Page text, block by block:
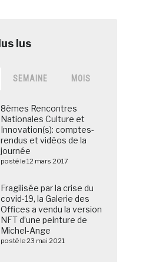
SEMAINE MOIS
8èmes Rencontres
Nationales Culture et
Innovation(s): comptes-
rendus et vidéos de la
journée
posté le 12 mars 2017
Fragilisée par la crise du
covid-19, la Galerie des
Offices a vendu la version
NFT d’une peinture de
Michel-Ange
posté le 23 mai 2021